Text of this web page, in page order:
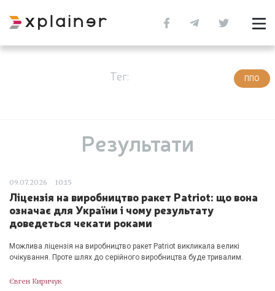
Тег: ППО
Результати
09.07.2026 10:15
Ліцензія на виробництво ракет Patriot: що вона
означає для України і чому результату
доведеться чекати роками
Можлива ліцензія на виробництво ракет Patriot викликала великі
очікування. Проте шлях до серійного виробництва буде тривалим.
Євген Киричук